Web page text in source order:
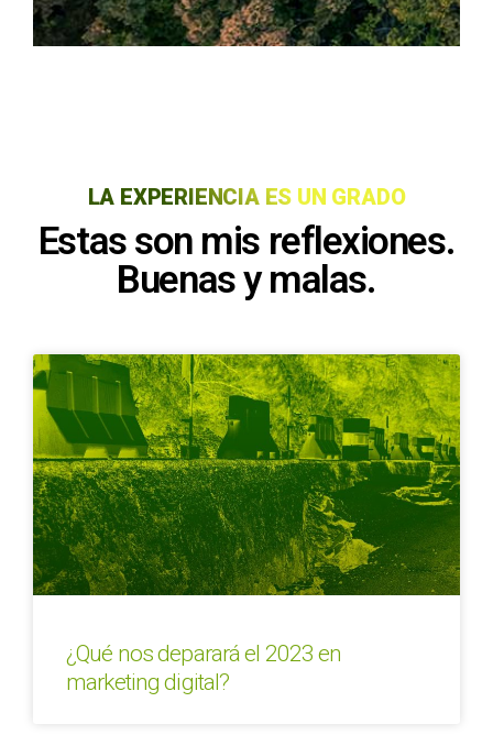
LA EXPERIENCIA ES UN GRADO
Estas son mis reflexiones.
Buenas y malas.
¿Qué nos deparará el 2023 en
marketing digital?